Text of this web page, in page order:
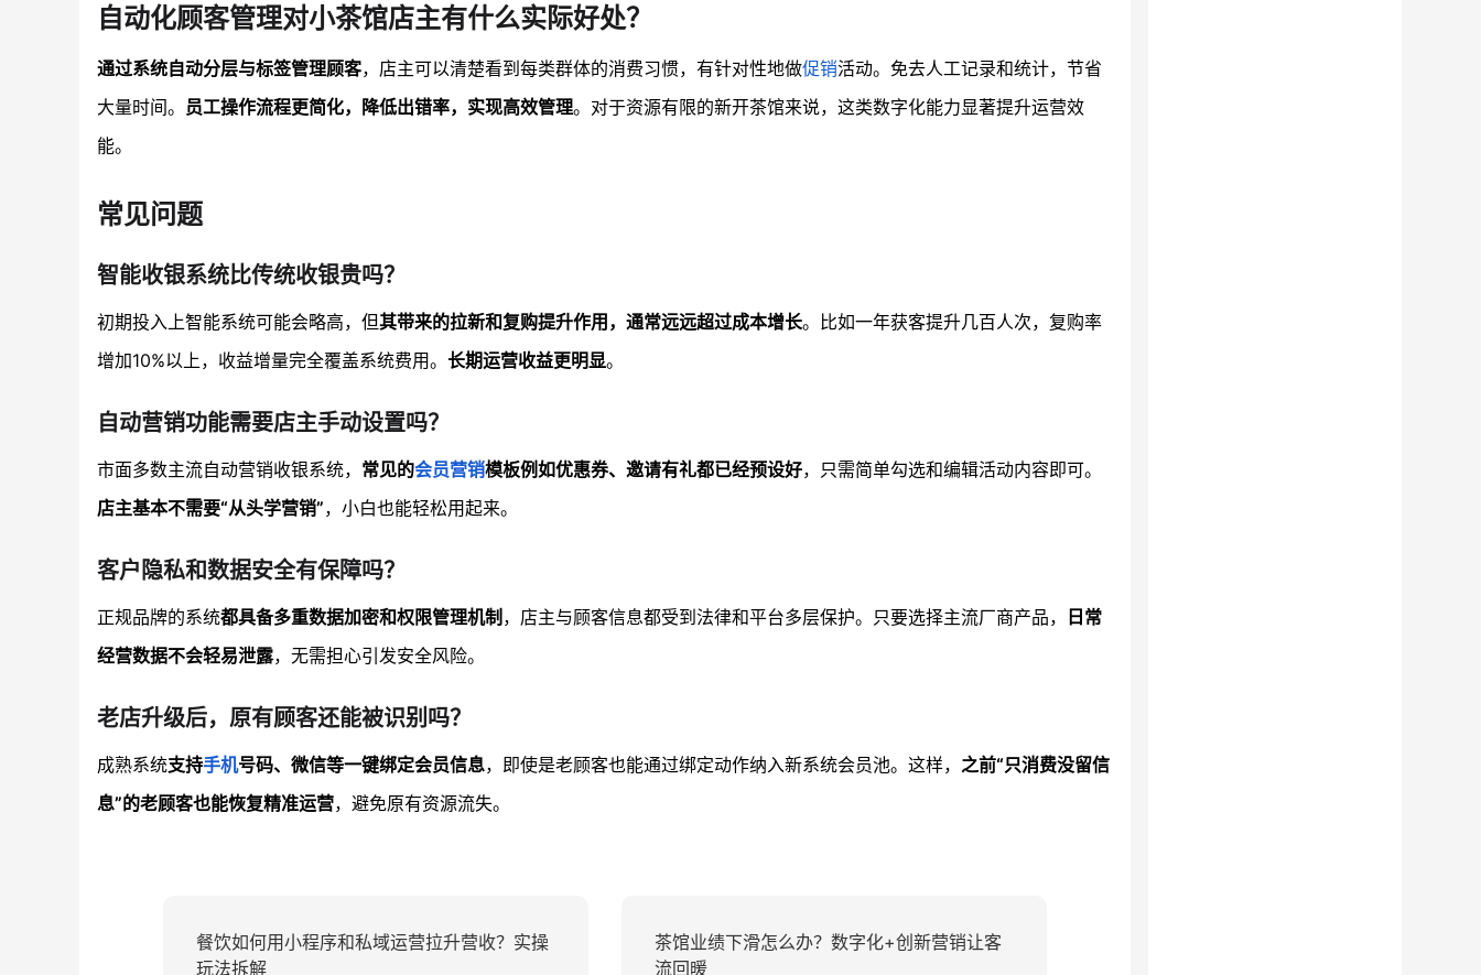
自动化顾客管理对小茶馆店主有什么实际好处？
通过系统自动分层与标签管理顾客，店主可以清楚看到每类群体的消费习惯，有针对性地做促销活动。免去人工记录和统计，节省
大量时间。 员工操作流程更简化，降低出错率，实现高效管理。对于资源有限的新开茶馆来说，这类数字化能力显著提升运营效
能。
常见问题
智能收银系统比传统收银贵吗？
初期投入上智能系统可能会略高，但其带来的拉新和复购提升作用，通常远远超过成本增长。比如一年获客提升几百人次，复购率
增加10%以上，收益增量完全覆盖系统费用。 长期运营收益更明显。
自动营销功能需要店主手动设置吗？
市面多数主流自动营销收银系统， 常见的会员营销模板例如优惠券、邀请有礼都已经预设好，只需简单勾选和编辑活动内容即可。
店主基本不需要“从头学营销”，小白也能轻松用起来。
客户隐私和数据安全有保障吗？
正规品牌的系统都具备多重数据加密和权限管理机制 ，店主与顾客信息都受到法律和平台多层保护。只要选择主流厂商产品，
日常
经营数据不会轻易泄露，无需担心引发安全风险。
老店升级后，原有顾客还能被识别吗？
成熟系统支持手机号码、微信等一键绑定会员信息，即使是老顾客也能通过绑定动作纳入新系统会员池。这样， 之前“只消费没留信
息”的老顾客也能恢复精准运营，避免原有资源流失。
餐饮如何用小程序和私域运营拉升营收？实操
玩法拆解
茶馆业绩下滑怎么办？数字化+创新营销让客
流回暖